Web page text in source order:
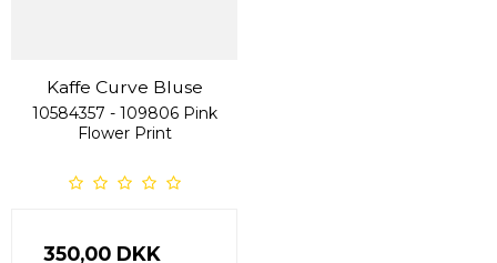
Kaffe Curve Bluse
10584357 - 109806 Pink
Flower Print
350,00 DKK